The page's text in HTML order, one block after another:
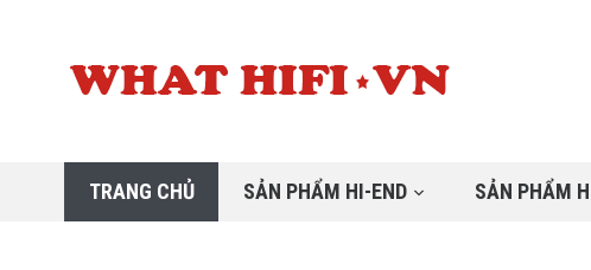
TRANG CHỦ SẢN PHẨM HI-END SẢN PHẨM